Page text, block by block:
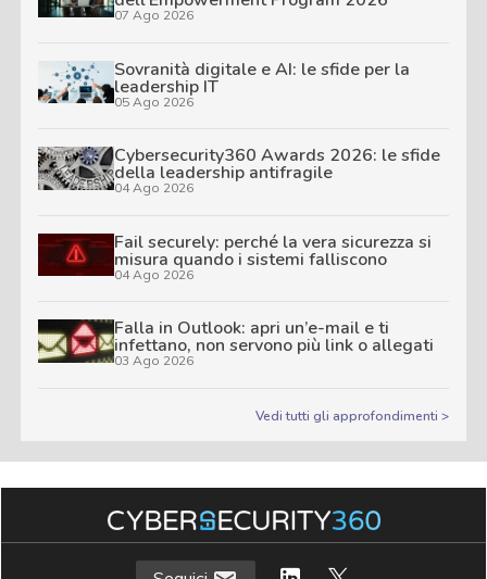
07 Ago 2026
Sovranità digitale e AI: le sfide per la
leadership IT
05 Ago 2026
Cybersecurity360 Awards 2026: le sfide
della leadership antifragile
04 Ago 2026
Fail securely: perché la vera sicurezza si
misura quando i sistemi falliscono
04 Ago 2026
Falla in Outlook: apri un’e-mail e ti
infettano, non servono più link o allegati
03 Ago 2026
Vedi tutti gli approfondimenti >